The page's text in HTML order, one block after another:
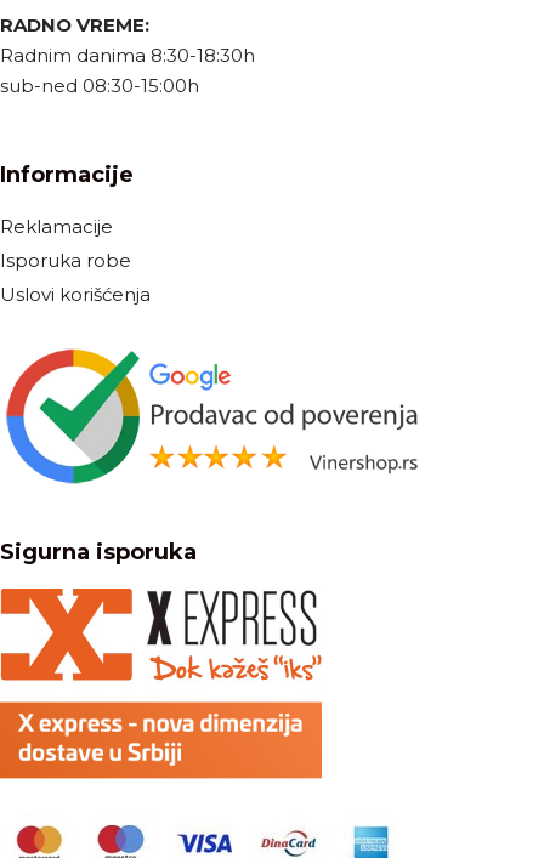
RADNO VREME:
Radnim danima 8:30-18:30h
sub-ned 08:30-15:00h
Informacije
Reklamacije
Isporuka robe
Uslovi korišćenja
Sigurna isporuka